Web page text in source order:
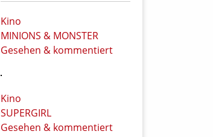
Kino
MINIONS & MONSTER
Gesehen & kommentiert
Kino
SUPERGIRL
Gesehen & kommentiert